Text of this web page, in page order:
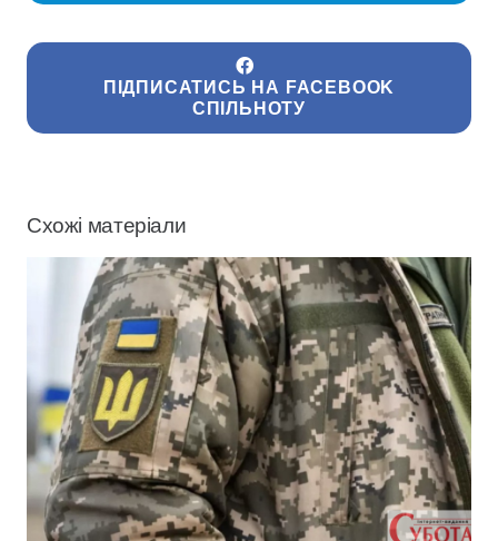
ПІДПИСАТИСЬ НА FACEBOOK
СПІЛЬНОТУ
Схожі матеріали